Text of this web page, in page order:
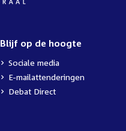
Blijf op de hoogte
Sociale media
E-mailattenderingen
Debat Direct